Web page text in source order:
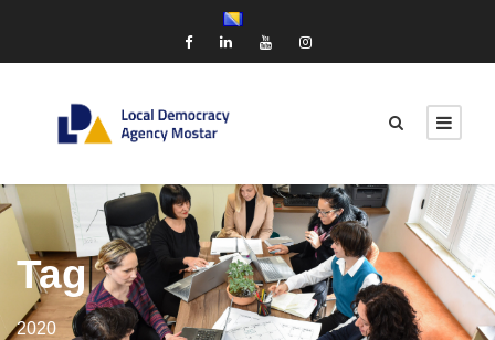
Tag
2020